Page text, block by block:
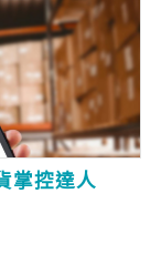
掌控達人